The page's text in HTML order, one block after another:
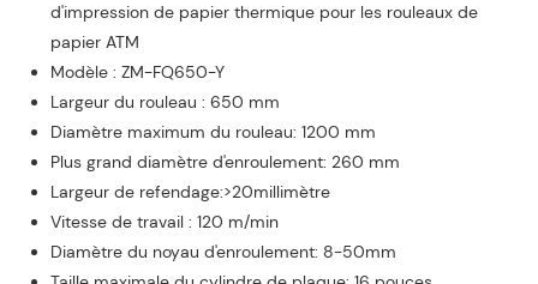
d'impression de papier thermique pour les rouleaux de
papier ATM
Modèle : ZM-FQ650-Y
Largeur du rouleau : 650 mm
Diamètre maximum du rouleau: 1200 mm
Plus grand diamètre d'enroulement: 260 mm
Largeur de refendage:>20millimètre
Vitesse de travail : 120 m/min
Diamètre du noyau d'enroulement: 8-50mm